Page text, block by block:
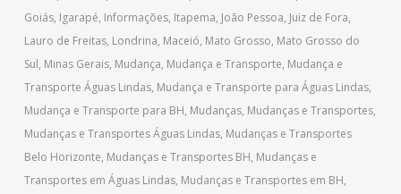
Goiás, Igarapé, Informações, Itapema, João Pessoa, Juiz de Fora,
Lauro de Freitas, Londrina, Maceió, Mato Grosso, Mato Grosso do
Sul, Minas Gerais, Mudança, Mudança e Transporte, Mudança e
Transporte Águas Lindas, Mudança e Transporte para Águas Lindas,
Mudança e Transporte para BH, Mudanças, Mudanças e Transportes,
Mudanças e Transportes Águas Lindas, Mudanças e Transportes
Belo Horizonte, Mudanças e Transportes BH, Mudanças e
Transportes em Águas Lindas, Mudanças e Transportes em BH,